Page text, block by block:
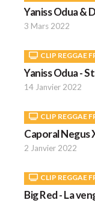
Yaniss Odua &
3 Mars 2022
CLIP REGGAE
Yaniss Odua -
14 Janvier 2022
CLIP REGGAE
Caporal Negus
2 Janvier 2022
CLIP REGGAE
Big Red - La